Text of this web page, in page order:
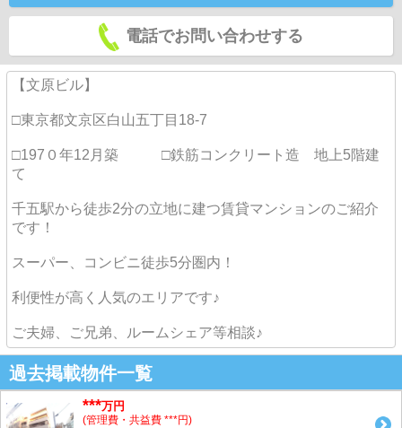
電話でお問い合わせする
【文原ビル】
□東京都文京区白山五丁目18-7
□197０年12月築 □鉄筋コンクリート造 地上5階建
て
千五駅から徒歩2分の立地に建つ賃貸マンションのご紹介
です！
スーパー、コンビニ徒歩5分圏内！
利便性が高く人気のエリアです♪
ご夫婦、ご兄弟、ルームシェア等相談♪
過去掲載物件一覧
***万円
(管理費・共益費 ***円)